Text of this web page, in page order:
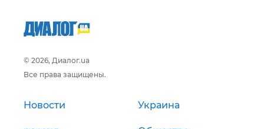
© 2026, Диалог.ua
Все права защищены.
Новости Украина